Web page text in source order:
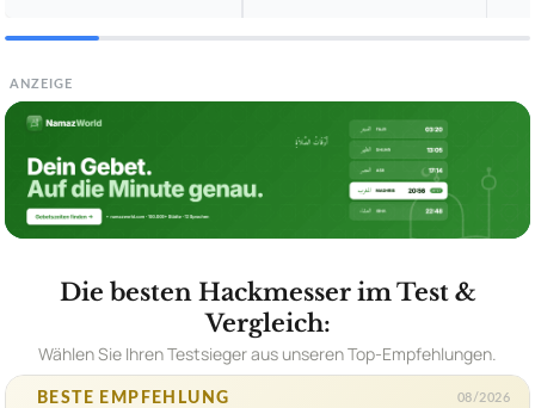
ANZEIGE
Die besten Hackmesser im Test &
Vergleich:
Wählen Sie Ihren Testsieger aus unseren Top-Empfehlungen.
BESTE EMPFEHLUNG 08/2026